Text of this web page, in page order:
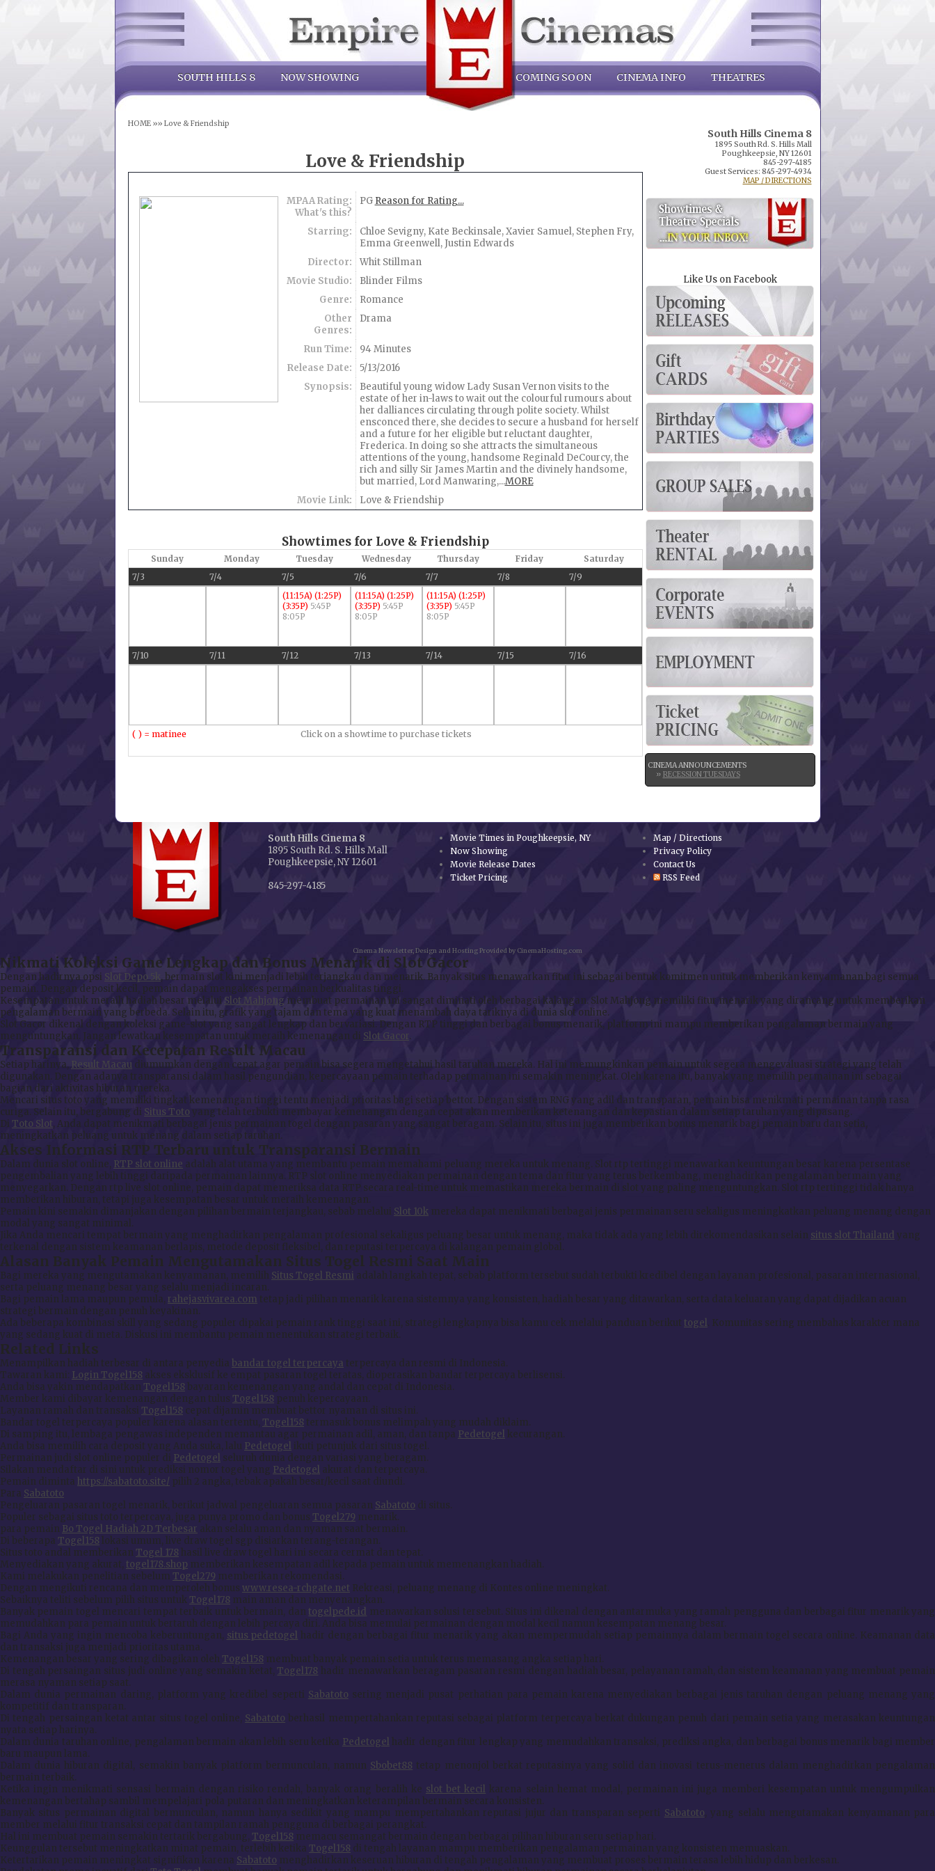
SOUTH HILLS 8 NOW SHOWING COMING SOON CINEMA INFO THEATRES
HOME»» Love & Friendship
Love & Friendship
MPAA Rating:
What's this?
PG Reason for Rating...
Starring:
Chloe Sevigny, Kate Beckinsale, Xavier Samuel, Stephen Fry,
Emma Greenwell, Justin Edwards
Director:
Whit Stillman
Movie Studio:
Blinder Films
Genre:
Romance
Other
Genres:
Drama
Run Time:
94 Minutes
Release Date:
5/13/2016
Synopsis:
Beautiful young widow Lady Susan Vernon visits to the
estate of her in-laws to wait out the colourful rumours about
her dalliances circulating through polite society. Whilst
ensconced there, she decides to secure a husband for herself
and a future for her eligible but reluctant daughter,
Frederica. In doing so she attracts the simultaneous
attentions of the young, handsome Reginald DeCourcy, the
rich and silly Sir James Martin and the divinely handsome,
but married, Lord Manwaring,...MORE
Movie Link:
Love & Friendship
Showtimes for Love & Friendship
Sunday Monday Tuesday Wednesday Thursday Friday
Saturday
7/3
7/4 7/5 7/6 7/7 7/8
7/9
(11:15A) (1:25P)
(3:35P) 5:45P
8:05P
(11:15A) (1:25P)
(3:35P) 5:45P
8:05P
(11:15A) (1:25P)
(3:35P) 5:45P
8:05P
7/10 7/11 7/12 7/13 7/14 7/15 7/16
( ) = matinee Click on a showtime to purchase tickets
South Hills Cinema 8
1895 South Rd. S. Hills Mall
Poughkeepsie, NY 12601
845-297-4185
Guest Services: 845-297-4934
MAP / DIRECTIONS
Like Us on Facebook
CINEMA ANNOUNCEMENTS
RECESSION TUESDAYS
South Hills Cinema 8
1895 South Rd. S. Hills Mall
Poughkeepsie, NY 12601
845-297-4185
Movie Times in Poughkeepsie, NY
Now Showing
Movie Release Dates
Ticket Pricing
Map / Directions
Privacy Policy
Contact Us
RSS Feed
Cinema Newsletter, Design and Hosting Provided by CinemaHosting.com
Nikmati Koleksi Game Lengkap dan Bonus Menarik di Slot Gacor
Dengan hadirnya opsi Slot Depo 5k , bermain slot kini menjadi lebih terjangkau dan menarik. Banyak situs menawarkan fitur ini sebagai bentuk komitmen untuk memberikan kenyamanan bagi semua
pemain. Dengan deposit kecil, pemain dapat mengakses permainan berkualitas tinggi.
Kesempatan untuk meraih hadiah besar melalui Slot Mahjong membuat permainan ini sangat diminati oleh berbagai kalangan. Slot Mahjong memiliki fitur menarik yang dirancang untuk memberikan
pengalaman bermain yang berbeda. Selain itu, grafik yang tajam dan tema yang kuat menambah daya tariknya di dunia slot online.
Slot Gacor dikenal dengan koleksi game-slot yang sangat lengkap dan bervariasi. Dengan RTP tinggi dan berbagai bonus menarik, platform ini mampu memberikan pengalaman bermain yang
menguntungkan. Jangan lewatkan kesempatan untuk meraih kemenangan di Slot Gacor.
Transparansi dan Kecepatan Result Macau
Setiap harinya, Result Macau diumumkan dengan cepat agar pemain bisa segera mengetahui hasil taruhan mereka. Hal ini memungkinkan pemain untuk segera mengevaluasi strategi yang telah
digunakan. Dengan adanya transparansi dalam hasil pengundian, kepercayaan pemain terhadap permainan ini semakin meningkat. Oleh karena itu, banyak yang memilih permainan ini sebagai
bagian dari aktivitas hiburan mereka.
Mencari situs toto yang memiliki tingkat kemenangan tinggi tentu menjadi prioritas bagi setiap bettor. Dengan sistem RNG yang adil dan transparan, pemain bisa menikmati permainan tanpa rasa
curiga. Selain itu, bergabung di Situs Toto yang telah terbukti membayar kemenangan dengan cepat akan memberikan ketenangan dan kepastian dalam setiap taruhan yang dipasang.
Di Toto Slot, Anda dapat menikmati berbagai jenis permainan togel dengan pasaran yang sangat beragam. Selain itu, situs ini juga memberikan bonus menarik bagi pemain baru dan setia,
meningkatkan peluang untuk menang dalam setiap taruhan.
Akses Informasi RTP Terbaru untuk Transparansi Bermain
Dalam dunia slot online, RTP slot online adalah alat utama yang membantu pemain memahami peluang mereka untuk menang. Slot rtp tertinggi menawarkan keuntungan besar karena persentase
pengembalian yang lebih tinggi daripada permainan lainnya. RTP slot online menyediakan permainan dengan tema dan fitur yang terus berkembang, menghadirkan pengalaman bermain yang
menyegarkan. Dengan rtp live slot online, pemain dapat memeriksa data RTP secara real-time untuk memastikan mereka bermain di slot yang paling menguntungkan. Slot rtp tertinggi tidak hanya
memberikan hiburan, tetapi juga kesempatan besar untuk meraih kemenangan.
Pemain kini semakin dimanjakan dengan pilihan bermain terjangkau, sebab melalui Slot 10k mereka dapat menikmati berbagai jenis permainan seru sekaligus meningkatkan peluang menang dengan
modal yang sangat minimal.
Jika Anda mencari tempat bermain yang menghadirkan pengalaman profesional sekaligus peluang besar untuk menang, maka tidak ada yang lebih direkomendasikan selain situs slot Thailand yang
terkenal dengan sistem keamanan berlapis, metode deposit fleksibel, dan reputasi terpercaya di kalangan pemain global.
Alasan Banyak Pemain Mengutamakan Situs Togel Resmi Saat Main
Bagi mereka yang mengutamakan kenyamanan, memilih Situs Togel Resmi adalah langkah tepat, sebab platform tersebut sudah terbukti kredibel dengan layanan profesional, pasaran internasional,
serta peluang menang besar yang selalu menjadi incaran.
Bagi pemain lama maupun pemula, rahejasvivarea.com tetap jadi pilihan menarik karena sistemnya yang konsisten, hadiah besar yang ditawarkan, serta data keluaran yang dapat dijadikan acuan
strategi bermain dengan penuh keyakinan.
Ada beberapa kombinasi skill yang sedang populer dipakai pemain rank tinggi saat ini, strategi lengkapnya bisa kamu cek melalui panduan berikut togel . Komunitas sering membahas karakter mana
yang sedang kuat di meta. Diskusi ini membantu pemain menentukan strategi terbaik.
Related Links
Menampilkan hadiah terbesar di antara penyedia bandar togel terpercaya terpercaya dan resmi di Indonesia.
Tawaran kami: Login Togel158 akses eksklusif ke empat pasaran togel teratas, dioperasikan bandar terpercaya berlisensi.
Anda bisa yakin mendapatkan Togel158 bayaran kemenangan yang andal dan cepat di Indonesia.
Member kami dibayar kemenangan dengan tulus Togel158 penuh kepercayaan.
Layanan ramah dan transaksi Togel158 cepat dijamin membuat bettor nyaman di situs ini.
Bandar togel terpercaya populer karena alasan tertentu, Togel158 termasuk bonus melimpah yang mudah diklaim.
Di samping itu, lembaga pengawas independen memantau agar permainan adil, aman, dan tanpa Pedetogel kecurangan.
Anda bisa memilih cara deposit yang Anda suka, lalu Pedetogel ikuti petunjuk dari situs togel.
Permainan judi slot online populer di Pedetogel seluruh dunia dengan variasi yang beragam.
Silakan mendaftar di sini untuk prediksi nomor togel yang Pedetogel akurat dan terpercaya.
Pemain diminta https://sabatoto.site/ pilih 2 angka, tebak apakah besar/kecil saat diundi.
Para Sabatoto
Pengeluaran pasaran togel menarik, berikut jadwal pengeluaran semua pasaran Sabatoto di situs.
Populer sebagai situs toto terpercaya, juga punya promo dan bonus Togel279 menarik.
para pemain Bo Togel Hadiah 2D Terbesar akan selalu aman dan nyaman saat bermain.
Di beberapa Togel158 lokasi umum, live draw togel sgp disiarkan terang-terangan.
Situs toto andal memberikan Togel 178 hasil live draw togel hari ini secara cermat dan tepat.
Menyediakan yang akurat, togel178.shop memberikan kesempatan adil kepada pemain untuk memenangkan hadiah.
Kami melakukan penelitian sebelum Togel279 memberikan rekomendasi.
Dengan mengikuti rencana dan memperoleh bonus www.resea-rchgate.net Rekreasi, peluang menang di Kontes online meningkat.
Sebaiknya teliti sebelum pilih situs untuk Togel178 main aman dan menyenangkan.
Banyak pemain togel mencari tempat terbaik untuk bermain, dantogelpede.id menawarkan solusi tersebut. Situs ini dikenal dengan antarmuka yang ramah pengguna dan berbagai fitur menarik yang
memudahkan para pemain untuk bertaruh dengan lebih percaya diri. Anda bisa memulai permainan dengan modal kecil namun kesempatan menang besar.
Bagi Anda yang ingin mencoba keberuntungan, situs pedetogel
hadir dengan berbagai fitur menarik yang akan mempermudah setiap pemainnya dalam bermain togel secara online. Keamanan data
dan transaksi juga menjadi prioritas utama.
Kemenangan besar yang sering dibagikan oleh Togel158 membuat banyak pemain setia untuk terus memasang angka setiap hari.
Di tengah persaingan situs judi online yang semakin ketat, Togel178 hadir menawarkan beragam pasaran resmi dengan hadiah besar, pelayanan ramah, dan sistem keamanan yang membuat pemain
merasa nyaman setiap saat.
Dalam dunia permainan daring, platform yang kredibel seperti Sabatoto sering menjadi pusat perhatian para pemain karena menyediakan berbagai jenis taruhan dengan peluang menang yang
kompetitif dan transparan.
Di tengah persaingan ketat antar situs togel online, Sabatoto berhasil mempertahankan reputasi sebagai platform terpercaya berkat dukungan penuh dari pemain setia yang merasakan keuntungan
nyata setiap harinya.
Dalam dunia taruhan online, pengalaman bermain akan lebih seru ketika Pedetogel hadir dengan fitur lengkap yang memudahkan transaksi, prediksi angka, dan berbagai bonus menarik bagi member
baru maupun lama.
Dalam dunia hiburan digital, semakin banyak platform bermunculan, namun Sbobet88 tetap menonjol berkat reputasinya yang solid dan inovasi terus-menerus dalam menghadirkan pengalaman
bermain terbaik.
Ketika ingin menikmati sensasi bermain dengan risiko rendah, banyak orang beralih ke slot bet kecil
karena selain hemat modal, permainan ini juga memberi kesempatan untuk mengumpulkan
kemenangan bertahap sambil mempelajari pola putaran dan meningkatkan keterampilan bermain secara konsisten.
Banyak situs permainan digital bermunculan, namun hanya sedikit yang mampu mempertahankan reputasi jujur dan transparan seperti Sabatoto, yang selalu mengutamakan kenyamanan para
member melalui fitur transaksi cepat dan tampilan ramah pengguna di berbagai perangkat.
Hal ini membuat pemain semakin tertarik bergabung, Togel158 memacu semangat bermain dengan berbagai pilihan hiburan seru setiap hari.
Keunggulan tersebut meningkatkan minat pemain, terlebih ketika Togel158 di tengah layanan mampu memberikan pengalaman permainan yang konsisten memuaskan.
Ketertarikan pemain meningkat signifikan karena Sabatoto menghadirkan keseruan hiburan di tengah pengalaman yang membuat proses bermain terasa lebih hidup dan berkesan.